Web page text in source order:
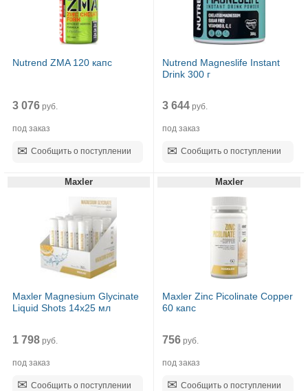
Nutrend ZMA 120 капс
3 076руб.
под заказ
Сообщить о поступлении
Nutrend Magneslife Instant
Drink 300 г
3 644 руб.
под заказ
Сообщить о поступлении
Maxler
Maxler Magnesium Glycinate
Liquid Shots 14х25 мл
1 798руб.
под заказ
Сообщить о поступлении
Maxler
Maxler Zinc Picolinate Copper
60 капс
756 руб.
под заказ
Сообщить о поступлении